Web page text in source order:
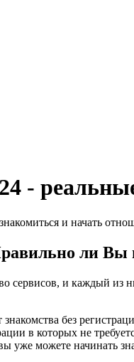
-
и начать
ли
сервисов, и каждый
знакомства без
в которых не
уже можете начинать